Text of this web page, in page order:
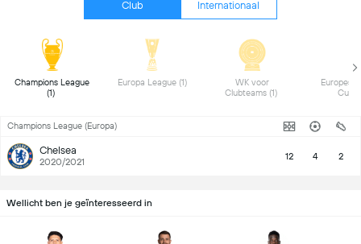
Club Internationaal
Champions League
Europa League (1)
WK voor
Clubteams (1)
Europese
Champions League (Europa)
Chelsea
2020/2021 12 4 2
Wellicht ben je geïnteresseerd in